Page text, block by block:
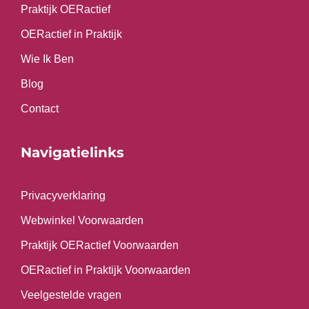
Praktijk OERactief
OERactief in Praktijk
Wie Ik Ben
Blog
Contact
Navigatielinks
Privacyverklaring
Webwinkel Voorwaarden
Praktijk OERactief Voorwaarden
OERactief in Praktijk Voorwaarden
Veelgestelde vragen